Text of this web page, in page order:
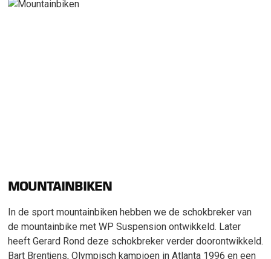
MOUNTAINBIKEN
In de sport mountainbiken hebben we de schokbreker van
de mountainbike met WP Suspension ontwikkeld. Later
heeft Gerard Rond deze schokbreker verder doorontwikkeld.
Bart Brentjens, Olympisch kampioen in Atlanta 1996 en een